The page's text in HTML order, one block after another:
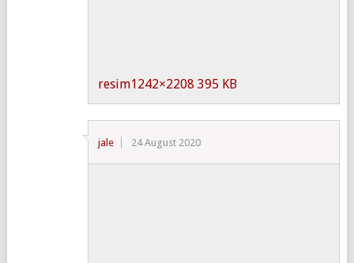
resim1242×2208 395 KB
jale 24 August 2020